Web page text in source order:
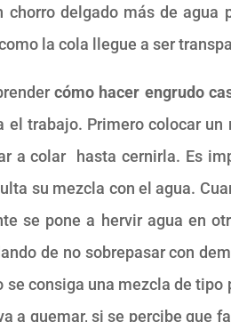
delgado más de agua
la cola llegue a ser
cómo hacer engrudo
trabajo. Primero colocar
a colar hasta cernirla. Es
su mezcla con el agua.
se pone a hervir agua en
de no sobrepasar con
consiga una mezcla de
a quemar, si se percibe que